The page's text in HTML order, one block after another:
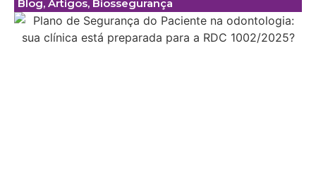
Blog, Artigos, Biossegurança